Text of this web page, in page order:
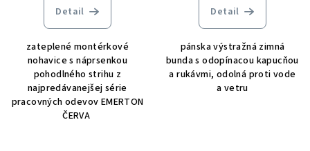
Detail
zateplené montérkové
nohavice s náprsenkou
pohodlného strihu z
najpredávanejšej série
pracovných odevov EMERTON
ČERVA
Detail
pánska výstražná zimná
bunda s odopínacou kapucňou
a rukávmi, odolná proti vode
a vetru